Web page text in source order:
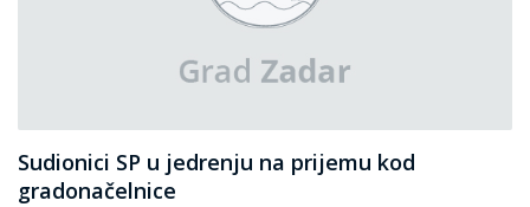
Sudionici SP u jedrenju na prijemu kod
gradonačelnice